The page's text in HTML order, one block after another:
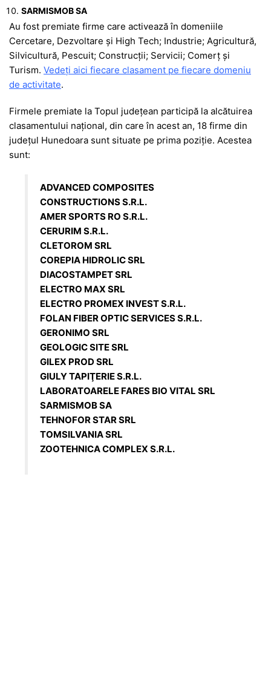
SARMISMOB SA
Au fost premiate firme care activează în domeniile
Cercetare, Dezvoltare și High Tech; Industrie; Agricultură,
Silvicultură, Pescuit; Construcții; Servicii; Comerț și
Turism. Vedeți aici fiecare clasament pe fiecare domeniu
de activitate.
Firmele premiate la Topul județean participă la alcătuirea
clasamentului național, din care în acest an, 18 firme din
județul Hunedoara sunt situate pe prima poziție. Acestea
sunt:
ADVANCED COMPOSITES
CONSTRUCTIONS S.R.L.
AMER SPORTS RO S.R.L.
CERURIM S.R.L.
CLETOROM SRL
COREPIA HIDROLIC SRL
DIACOSTAMPET SRL
ELECTRO MAX SRL
ELECTRO PROMEX INVEST S.R.L.
FOLAN FIBER OPTIC SERVICES S.R.L.
GERONIMO SRL
GEOLOGIC SITE SRL
GILEX PROD SRL
GIULY TAPIŢERIE S.R.L.
LABORATOARELE FARES BIO VITAL SRL
SARMISMOB SA
TEHNOFOR STAR SRL
TOMSILVANIA SRL
ZOOTEHNICA COMPLEX S.R.L.